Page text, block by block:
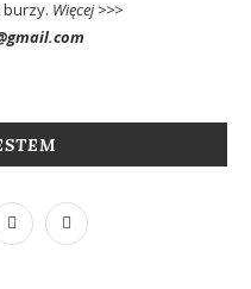
Więcej >>>